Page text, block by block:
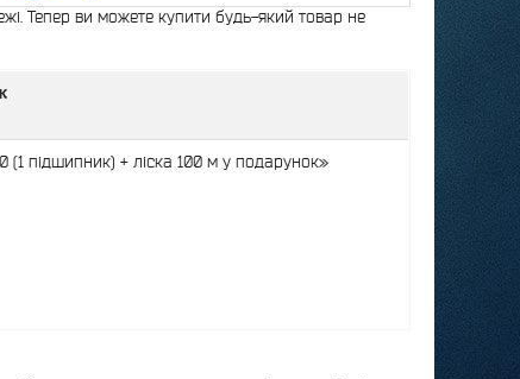
Тепер ви можете купити будь-який товар не
підшипник) + ліска 100 м у подарунок»